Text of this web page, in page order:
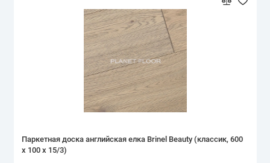
Паркетная доска английская елка Brinel Beauty (классик, 600
х 100 х 15/3)